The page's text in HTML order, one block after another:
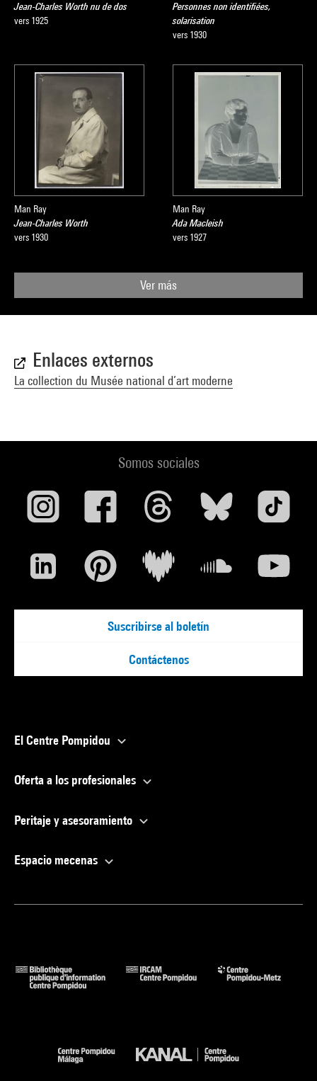
Jean-Charles Worth nu de dos
vers 1925
Personnes non identifiées,
solarisation
vers 1930
Man Ray
Jean-Charles Worth
vers 1930
Man Ray
Ada Macleish
vers 1927
Ver más
Enlaces externos
La collection du Musée national d’art moderne
Somos sociales
Suscribirse al boletín
Contáctenos
El Centre Pompidou
Oferta a los profesionales
Peritaje y asesoramiento
Espacio mecenas